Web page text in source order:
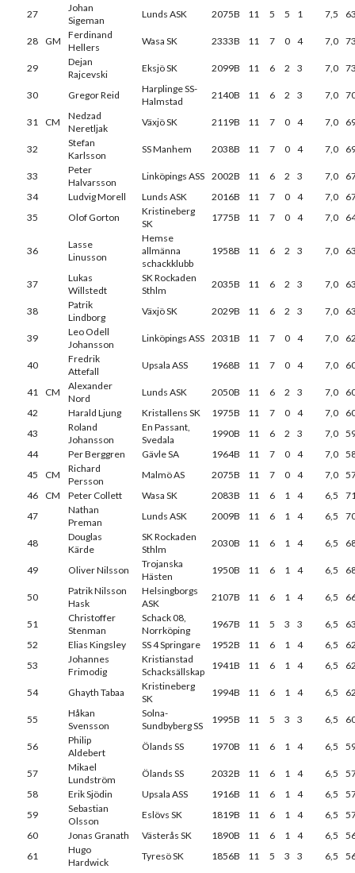
27
Johan
Sigeman
Lunds ASK 2075B 11 5 5 1 7,5
28 GM
Ferdinand
Hellers
Wasa SK 2333B 11 7 0 4 7,0
29
Dejan
Rajcevski
Eksjö SK 2099B 11 6 2 3 7,0
30 Gregor Reid
Harplinge SS-
Halmstad
2140B 11 6 2 3 7,0
31 CM
Nedzad
Neretljak
Växjö SK 2119B 11 7 0 4 7,0
32
Stefan
Karlsson
SS Manhem 2038B 11 7 0 4 7,0
33
Peter
Halvarsson
Linköpings ASS 2002B 11 6 2 3 7,0
34
Ludvig Morell Lunds ASK 2016B 11 7 0 4 7,0
35
Olof Gorton
Kristineberg
SK
1775B 11 7 0 4 7,0
36
Lasse
Linusson
Hemse
allmänna
schackklubb
1958B 11 6 2 3 7,0
37
Lukas
Willstedt
SK Rockaden
Sthlm
2035B 11 6 2 3 7,0
38
Patrik
Lindborg
Växjö SK 2029B 11 6 2 3 7,0
39
Leo Odell
Johansson
Linköpings ASS 2031B 11 7 0 4 7,0
40
Fredrik
Attefall
Upsala ASS 1968B 11 7 0 4 7,0
41 CM
Alexander
Nord
Lunds ASK 2050B 11 6 2 3 7,0
42
Harald Ljung Kristallens SK 1975B 11 7 0 4 7,0
43
Roland
Johansson
En Passant,
Svedala
1990B 11 6 2 3 7,0
44
Per Berggren Gävle SA 1964B 11 7 0 4 7,0
45
CM
Richard
Persson
Malmö AS 2075B 11 7 0 4 7,0
46
CM Peter Collett Wasa SK 2083B 11 6 1 4 6,5
47
Nathan
Preman
Lunds ASK 2009B 11 6 1 4 6,5
48
Douglas
Kärde
SK Rockaden
Sthlm
2030B 11 6 1 4 6,5
49 Oliver Nilsson
Trojanska
Hästen
1950B 11 6 1 4 6,5
50
Patrik Nilsson
Hask
Helsingborgs
ASK
2107B 11 6 1 4 6,5
51
Christoffer
Stenman
Schack 08,
Norrköping
1967B 11 5 3 3 6,5
52
Elias Kingsley SS 4 Springare 1952B 11 6 1 4 6,5
53
Johannes
Frimodig
Kristianstad
Schacksällskap
1941B 11 6 1 4 6,5
54 Ghayth Tabaa
Kristineberg
SK
1994B 11 6 1 4 6,5
55
Håkan
Svensson
Solna-
Sundbyberg SS
1995B 11 5 3 3 6,5
56
Philip
Aldebert
Ölands SS 1970B 11 6 1 4 6,5
57
Mikael
Lundström
Ölands SS 2032B 11 6 1 4 6,5
58
Erik Sjödin Upsala ASS 1916B 11 6 1 4 6,5
59
Sebastian
Olsson
Eslövs SK 1819B 11 6 1 4 6,5
60
Jonas Granath Västerås SK 1890B 11 6 1 4 6,5
61
Hugo
Hardwick
Tyresö SK 1856B 11 5 3 3 6,5